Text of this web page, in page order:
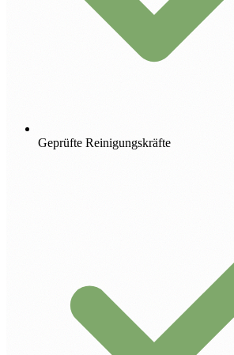
Geprüfte Reinigungskräfte